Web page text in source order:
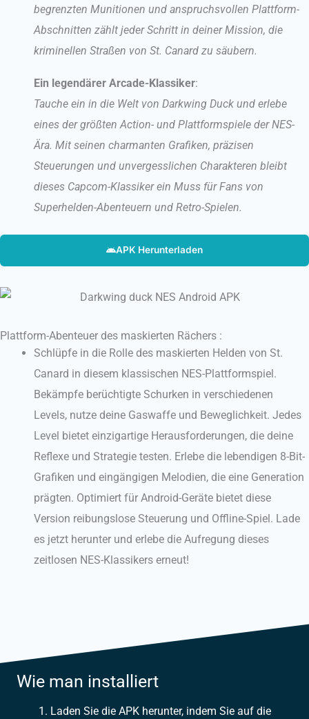
begrenzten Munitionen und anspruchsvollen Plattform-
Abschnitten zählt jeder Schritt in deiner Mission, die
kriminellen Straßen von St. Canard zu säubern.
Ein legendärer Arcade-Klassiker:
Tauche ein in die Welt von Darkwing Duck und erlebe
eines der größten Action- und Plattformspiele der NES-
Ära. Mit seinen charmanten Grafiken, präzisen
Steuerungen und unvergesslichen Charakteren bleibt
dieses Capcom-Klassiker ein Muss für Fans von
Superhelden-Abenteuern und Retro-Spielen.
APK Herunterladen
Plattform-Abenteuer des maskierten Rächers :
Schlüpfe in die Rolle des maskierten Helden von St.
Canard in diesem klassischen NES-Plattformspiel.
Bekämpfe berüchtigte Schurken in verschiedenen
Levels, nutze deine Gaswaffe und Beweglichkeit. Jedes
Level bietet einzigartige Herausforderungen, die deine
Reflexe und Strategie testen. Erlebe die lebendigen 8-Bit-
Grafiken und eingängigen Melodien, die eine Generation
prägten. Optimiert für Android-Geräte bietet diese
Version reibungslose Steuerung und Offline-Spiel. Lade
es jetzt herunter und erlebe die Aufregung dieses
zeitlosen NES-Klassikers erneut!​
Wie man installiert
Laden Sie die APK herunter, indem Sie auf die